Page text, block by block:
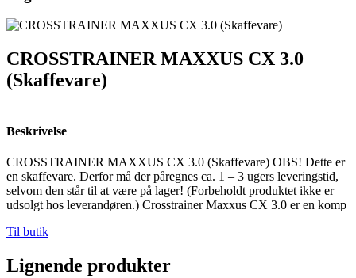
CROSSTRAINER MAXXUS CX 3.0
(Skaffevare)
Beskrivelse
CROSSTRAINER MAXXUS CX 3.0 (Skaffevare) OBS! Dette er
en skaffevare. Derfor må der påregnes ca. 1 – 3 ugers leveringstid,
selvom den står til at være på lager! (Forbeholdt produktet ikke er
udsolgt hos leverandøren.) Crosstrainer Maxxus CX 3.0 er en komp
Til butik
Lignende produkter